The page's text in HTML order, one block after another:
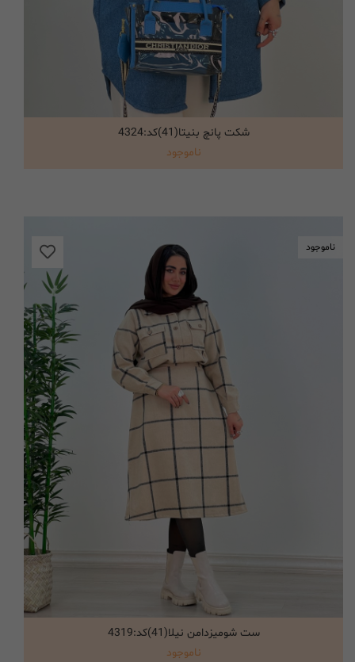
انتخاب گزینه ها
شکت پانچ بنیتا(41)کد:4324
ناموجود
ناموجود
انتخاب گزینه ها
ست شومیزدامن نیلا(41)کد:4319
ناموجود